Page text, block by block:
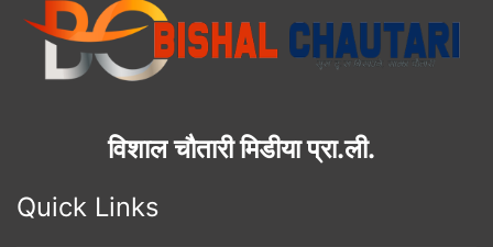
विशाल चौतारी मिडीया प्रा.ली.
Quick Links